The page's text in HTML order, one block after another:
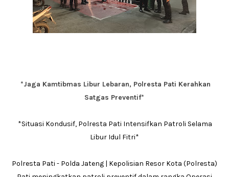
*Jaga Kamtibmas Libur Lebaran, Polresta Pati Kerahkan
Satgas Preventif*
*Situasi Kondusif, Polresta Pati Intensifkan Patroli Selama
Libur Idul Fitri*
Polresta Pati - Polda Jateng | Kepolisian Resor Kota (Polresta)